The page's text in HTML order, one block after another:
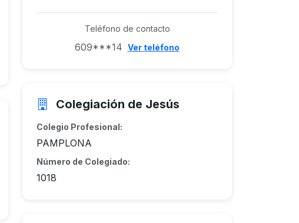
Teléfono de contacto
609***14 Ver teléfono
Colegiación de Jesús
Colegio Profesional:
PAMPLONA
Número de Colegiado:
1018